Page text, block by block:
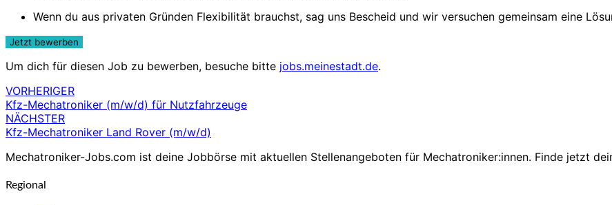
Wenn du aus privaten Gründen Flexibilität brauchst, sag uns Bescheid und wir versuchen gemeinsam eine
Um dich für diesen Job zu bewerben, besuche bitte jobs.meinestadt.de.
Beitragsnavigation
VORHERIGER
Kfz-Mechatroniker (m/w/d) für Nutzfahrzeuge
NÄCHSTER
Kfz-Mechatroniker Land Rover (m/w/d)
Mechatroniker-Jobs.com ist deine Jobbörse mit aktuellen Stellenangeboten für Mechatroniker:innen. Finde jetzt
Regional